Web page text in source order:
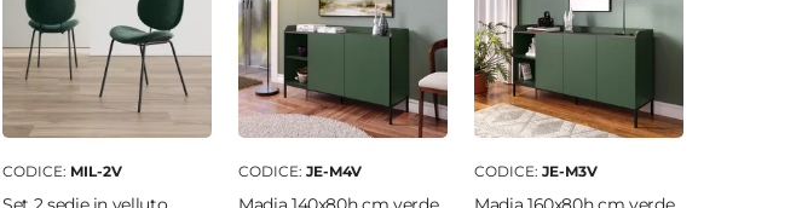
CODICE: MIL-2V CODICE: JE-M4V CODICE: JE-M3V